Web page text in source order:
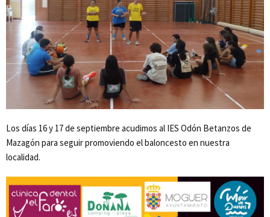
Los días 16 y 17 de septiembre acudimos al IES Odón Betanzos de
Mazagón para seguir promoviendo el baloncesto en nuestra
localidad.